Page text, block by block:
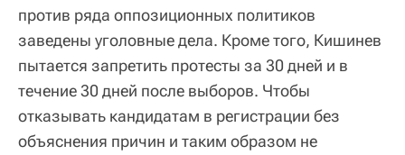
против ряда оппозиционных политиков
заведены уголовные дела. Кроме того, Кишинев
пытается запретить протесты за 30 дней и в
течение 30 дней после выборов. Чтобы
отказывать кандидатам в регистрации без
объяснения причин и таким образом не